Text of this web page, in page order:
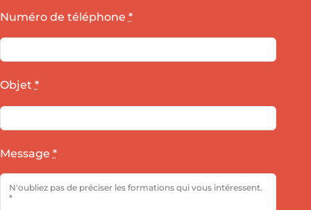
Numéro de téléphone *
Objet *
Message *